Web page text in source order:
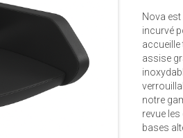
Nova
incurvé
assise
notre
revue
bases